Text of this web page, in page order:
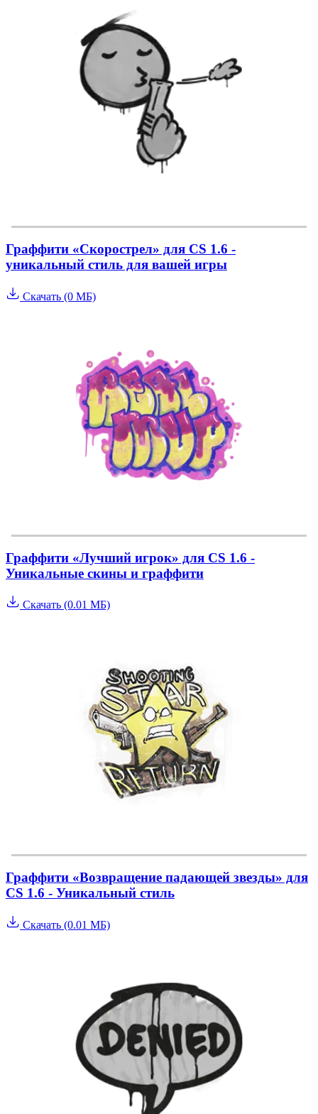
Граффити «Скорострел» для CS 1.6 -
уникальный стиль для вашей игры
Скачать (0 МБ)
Граффити «Лучший игрок» для CS 1.6 -
Уникальные скины и граффити
Скачать (0.01 МБ)
Граффити «Возвращение падающей звезды» для
CS 1.6 - Уникальный стиль
Скачать (0.01 МБ)